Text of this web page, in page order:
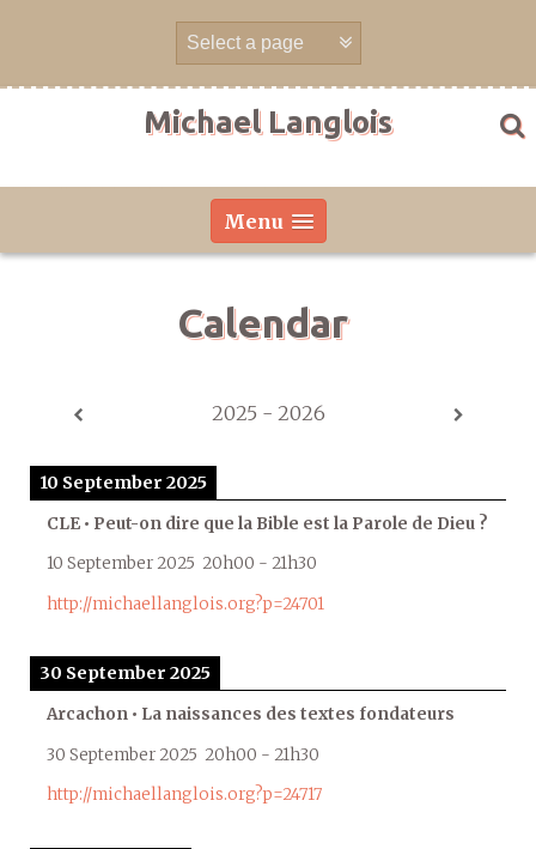
Michael Langlois
Menu
Calendar
2025 - 2026
10 September 2025
CLE • Peut-on dire que la Bible est la Parole de Dieu ?
10 September 2025 20h00 - 21h30
http://michaellanglois.org?p=24701
30 September 2025
Arcachon • La naissances des textes fondateurs
30 September 2025 20h00 - 21h30
http://michaellanglois.org?p=24717